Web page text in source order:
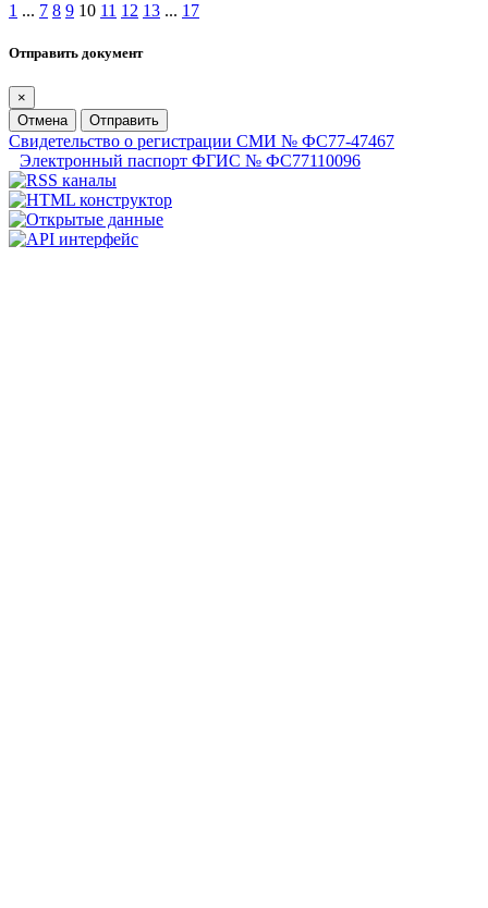
1 ... 7 8 9 10 11 12 13 ... 17
Отправить документ
×
Отмена
Отправить
Свидетельство о регистрации СМИ № ФС77-47467
Электронный паспорт ФГИС № ФС77110096